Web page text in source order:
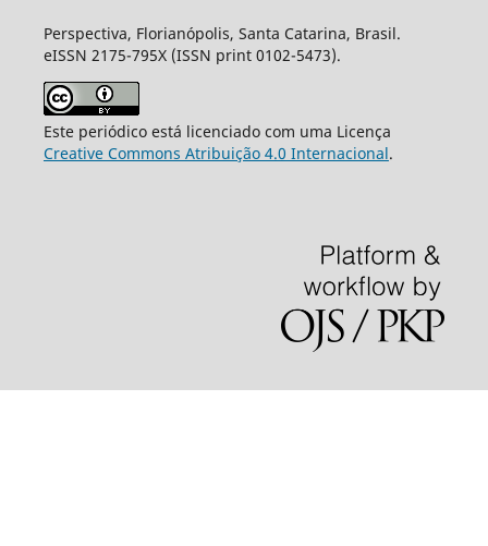
Perspectiva, Florianópolis, Santa Catarina, Brasil.
eISSN 2175-795X (ISSN print 0102-5473).
Este periódico está licenciado com uma Licença
Creative Commons Atribuição 4.0 Internacional.